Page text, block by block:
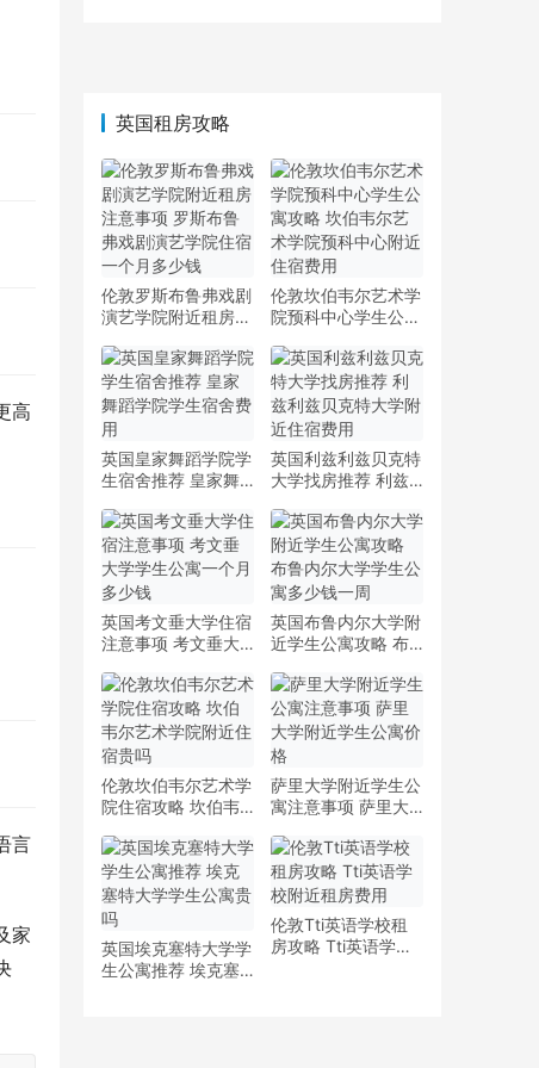
高
言
家
英国租房攻略
伦敦罗斯布鲁弗戏剧
演艺学院附近租房注
戏剧演艺学院住宿一
个月多少钱
伦敦坎伯韦尔艺术学
院预科中心学生公寓
学院预科中心附近住
宿费用
英国皇家舞蹈学院学
生宿舍推荐 皇家舞
英国利兹利兹贝克特
大学找房推荐 利兹
住宿费用
英国考文垂大学住宿
注意事项 考文垂大
少钱
英国布鲁内尔大学附
近学生公寓攻略 布
多少钱一周
伦敦坎伯韦尔艺术学
院住宿攻略 坎伯韦
贵吗
萨里大学附近学生公
寓注意事项 萨里大
英国埃克塞特大学学
生公寓推荐 埃克塞
伦敦Tti英语学校租
房攻略 Tti英语学校